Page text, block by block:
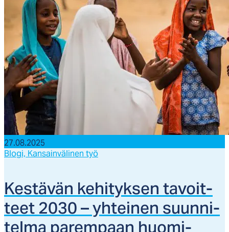
27.08.2025
Blogi, Kansainvälinen työ
Kes­tä­vän ke­hi­tyk­sen ta­voit­
teet 2030 – yh­tei­nen suun­ni­